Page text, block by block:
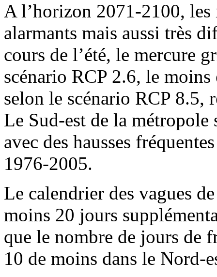
A l’horizon 2071-2100, les
alarmants mais aussi très
cours de l’été, le mercure
scénario RCP 2.6, le
selon le scénario RCP 8.5,
Le Sud-est de la métropole
avec des hausses
1976-2005.
Le calendrier des vagues
moins 20 jours
que le nombre de jours de
10 de moins dans le Nord-